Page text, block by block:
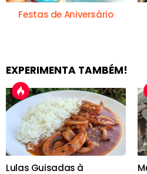
Festas de Aniversário
EXPERIMENTA TAMBÉM!
Lulas Guisadas à